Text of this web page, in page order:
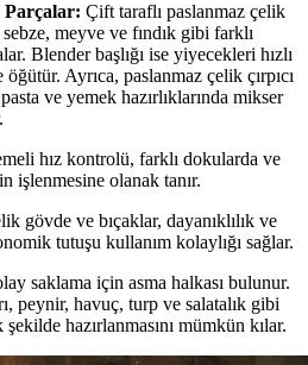
Çift taraflı paslanmaz çelik
sebze, meyve ve fındık gibi farklı
Blender başlığı ise yiyecekleri hızlı
Ayrıca, paslanmaz çelik çırpıcı
ve yemek hazırlıklarında mikser
hız kontrolü, farklı dokularda ve
işlenmesine olanak tanır.
gövde ve bıçaklar, dayanıklılık ve
tutuşu kullanım kolaylığı sağlar.
saklama için asma halkası bulunur.
peynir, havuç, turp ve salatalık gibi
hazırlanmasını mümkün kılar.